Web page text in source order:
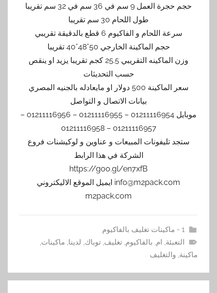
حجم حجرة العمل 9 سم في 36 سم في 32 سم تقريبا
طول اللحام 30 سم تقريبا
سرعة اللحام و الفاكيوم 6 قطع بالدقيقة تقريبي
حجم الماكينة الخارجي 50*48*40 تقريبا
وزن الماكينه التقريبي 25.5 كجم تقريبا يزيد او ينقص
حسب التحديثات
سعر الماكينة 500 دولار او مايعادله بالجنيه المصري
بيانات الاتصال و التواصل
موبايل 01211116954 – 01211116955 – 01211116956 –
01211116957 – 01211116958
ستجد تليفونات المبيعات و عناوين و لوكيشنات فروع
الشركة في هذا الرابط
https://goo.gl/en7xfB
info@m2pack.com ايميل الموقع الاليكتروني
m2pack.com
1 - ماكينات تغليف بالفاكيوم
التعبئة, ام, بالفاكيوم,تغليف,توباك, لدينا, ماكينات,
ماكينة, والتغليف